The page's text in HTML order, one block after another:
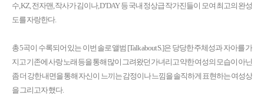
수, KZ, 전자맨, 작사가 김이나, D’DAY 등 국내 정상급 작가진들이 모여 최고의 완성
도를 자랑한다.
총 5곡이 수록되어 있는 이번 솔로 앨범 [Talk about S.]은 당당한 주체성과 자아를 가
지고 기존에 사랑 노래 등을 통해 많이 그려왔던 가녀리고 약한 여성의 모습이 아닌
좀 더 강한 내면을 통해 자신이 느끼는 감정이나 느낌을 솔직하게 표현하는 여성상
을 그리고자 했다.